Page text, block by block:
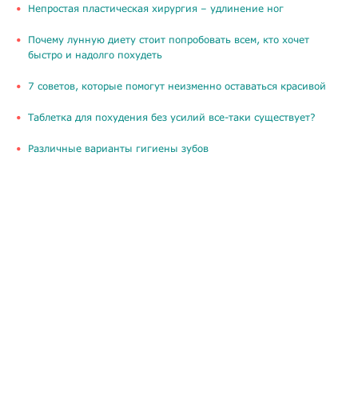
​Непростая пластическая хирургия – удлинение ног
Почему лунную диету стоит попробовать всем, кто хочет
быстро и надолго похудеть
​7 советов, которые помогут неизменно оставаться красивой
Таблетка для похудения без усилий все-таки существует?
​Различные варианты гигиены зубов